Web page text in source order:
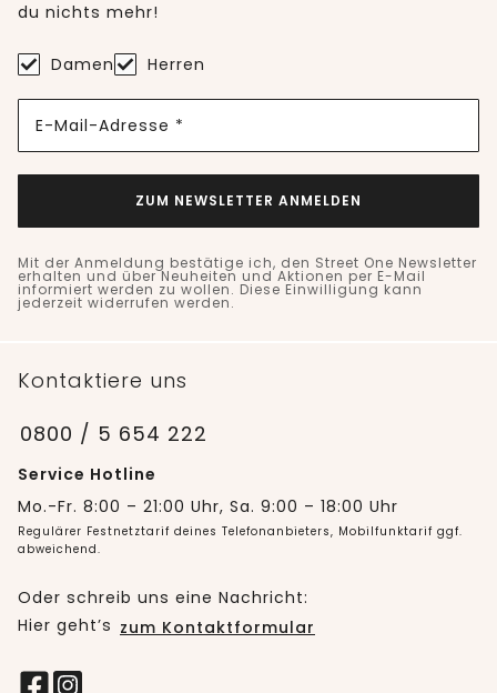
du nichts mehr!
Damen Herren
E-Mail-Adresse *
ZUM NEWSLETTER ANMELDEN
Mit der Anmeldung bestätige ich, den Street One Newsletter
erhalten und über Neuheiten und Aktionen per E-Mail
informiert werden zu wollen. Diese Einwilligung kann
jederzeit widerrufen werden.
Kontaktiere uns
0800 / 5 654 222
Service Hotline
Mo.-Fr. 8:00 – 21:00 Uhr, Sa. 9:00 – 18:00 Uhr
Regulärer Festnetztarif deines Telefonanbieters, Mobilfunktarif ggf.
abweichend.
Oder schreib uns eine Nachricht:
Hier geht’s zum Kontaktformular